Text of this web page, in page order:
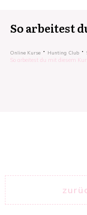
So arbeitest
Online Kurse Hunting Club
So arbeitest du mit diesem